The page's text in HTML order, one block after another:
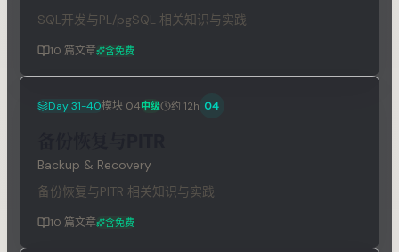
SQL开发与PL/pgSQL 相关知识与实践
10 篇文章 含免费
Day 31-40模块 04中级 约 12h 04
Backup & Recovery
备份恢复与PITR 相关知识与实践
10 篇文章 含免费